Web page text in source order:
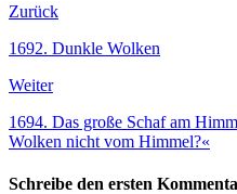
Zurück
1692. Dunkle Wolken
Weiter
1694. Das große Schaf am
Wolken nicht vom Himmel?«
Schreibe den ersten